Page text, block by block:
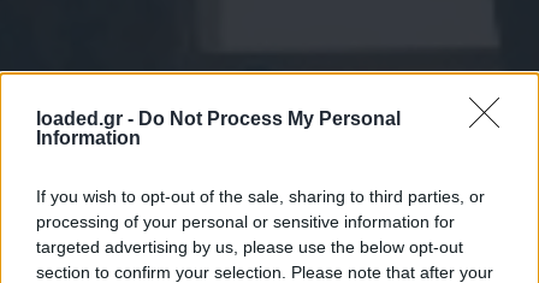
loaded.gr - Do Not Process My Personal
Information
If you wish to opt-out of the sale, sharing to third parties, or
processing of your personal or sensitive information for
targeted advertising by us, please use the below opt-out
section to confirm your selection. Please note that after your